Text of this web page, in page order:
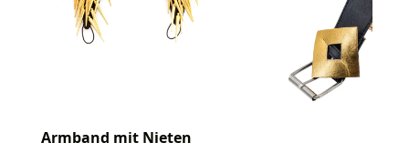
Armband mit Nieten